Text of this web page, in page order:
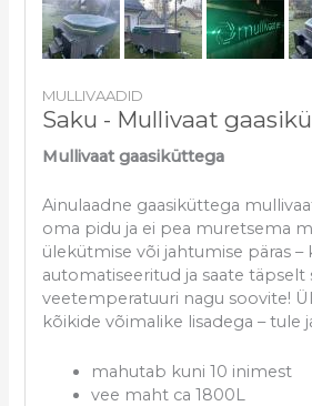
MULLIVAADID
Saku - Mullivaat
Mullivaat gaasiküttega
Ainulaadne gaasiküttega
oma pidu ja ei pea muretsema
ülekütmise või jahtumise päras –
automatiseeritud ja saate täpselt
veetemperatuuri nagu soovite!
kõikide võimalike lisadega – tule
mahutab kuni 10 inimest
vee maht ca 1800L